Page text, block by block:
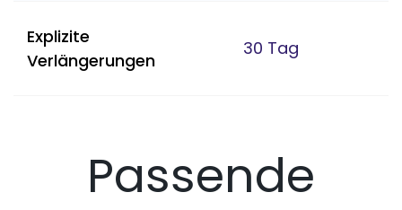
Explizite
Verlängerungen
30 Tag
Passende